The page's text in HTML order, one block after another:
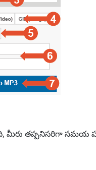
మీరు తప్పనిసరిగా